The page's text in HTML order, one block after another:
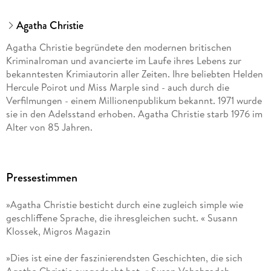
Agatha Christie
Agatha Christie begründete den modernen britischen
Kriminalroman und avancierte im Laufe ihres Lebens zur
bekanntesten Krimiautorin aller Zeiten. Ihre beliebten Helden
Hercule Poirot und Miss Marple sind - auch durch die
Verfilmungen - einem Millionenpublikum bekannt. 1971 wurde
sie in den Adelsstand erhoben. Agatha Christie starb 1976 im
Alter von 85 Jahren.
Pressestimmen
»Agatha Christie besticht durch eine zugleich simple wie
geschliffene Sprache, die ihresgleichen sucht. « Susann
Klossek, Migros Magazin
»Dies ist eine der faszinierendsten Geschichten, die sich